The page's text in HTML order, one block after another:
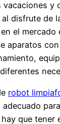
vacaciones y
disfrute de
el mercado
aparatos
robot
adecuado
que tener